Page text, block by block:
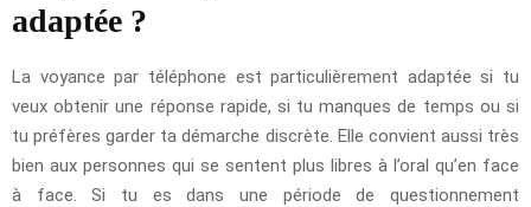
adaptée ?
La voyance par téléphone est particulièrement adaptée si tu
veux obtenir une réponse rapide, si tu manques de temps ou si
tu préfères garder ta démarche discrète. Elle convient aussi très
bien aux personnes qui se sentent plus libres à l’oral qu’en face
à face. Si tu es dans une période de questionnement